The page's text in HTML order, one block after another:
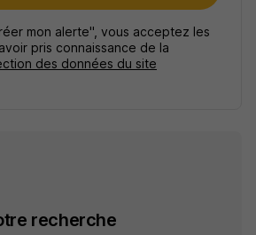
mon alerte", vous acceptez les
pris connaissance de la
des données du site
recherche